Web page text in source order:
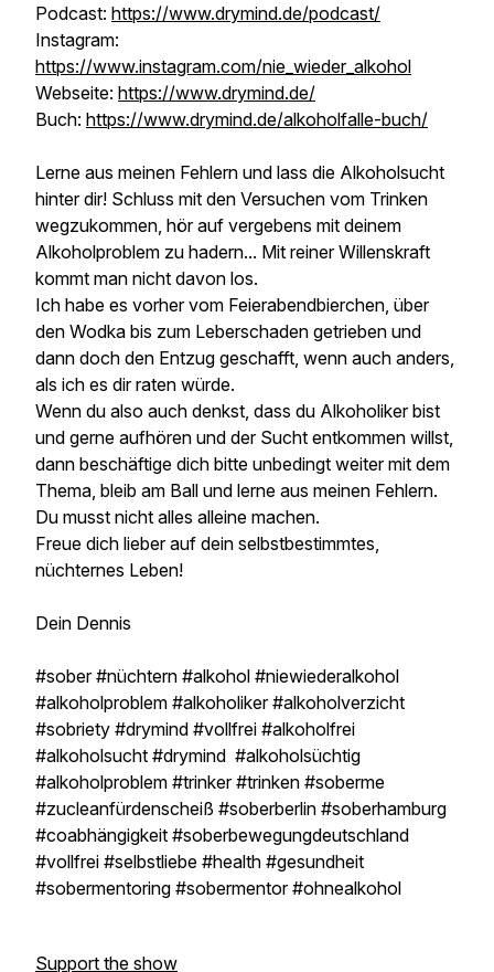
Podcast: https://www.drymind.de/podcast/
Instagram:
https://www.instagram.com/nie_wieder_alkohol
Webseite: https://www.drymind.de/
Buch: https://www.drymind.de/alkoholfalle-buch/
Lerne aus meinen Fehlern und lass die Alkoholsucht
hinter dir! Schluss mit den Versuchen vom Trinken
wegzukommen, hör auf vergebens mit deinem
Alkoholproblem zu hadern... Mit reiner Willenskraft
kommt man nicht davon los.
Ich habe es vorher vom Feierabendbierchen, über
den Wodka bis zum Leberschaden getrieben und
dann doch den Entzug geschafft, wenn auch anders,
als ich es dir raten würde.
Wenn du also auch denkst, dass du Alkoholiker bist
und gerne aufhören und der Sucht entkommen willst,
dann beschäftige dich bitte unbedingt weiter mit dem
Thema, bleib am Ball und lerne aus meinen Fehlern.
Du musst nicht alles alleine machen.
Freue dich lieber auf dein selbstbestimmtes,
nüchternes Leben!
Dein Dennis
#sober #nüchtern #alkohol #niewiederalkohol
#alkoholproblem #alkoholiker #alkoholverzicht
#sobriety #drymind #vollfrei #alkoholfrei
#alkoholsucht #drymind #alkoholsüchtig
#alkoholproblem #trinker #trinken #soberme
#zucleanfürdenscheiß #soberberlin #soberhamburg
#coabhängigkeit #soberbewegungdeutschland
#vollfrei #selbstliebe #health #gesundheit
#sobermentoring #sobermentor #ohnealkohol
Support the show